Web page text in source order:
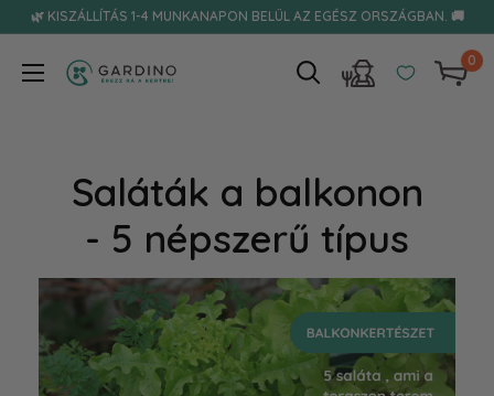
Tovább🌿 KISZÁLLÍTÁS 1-4 MUNKANAPON BELÜL AZ EGÉSZ ORSZÁGBAN. 🚚
Gardino
0
Saláták a balkonon
- 5 népszerű típus